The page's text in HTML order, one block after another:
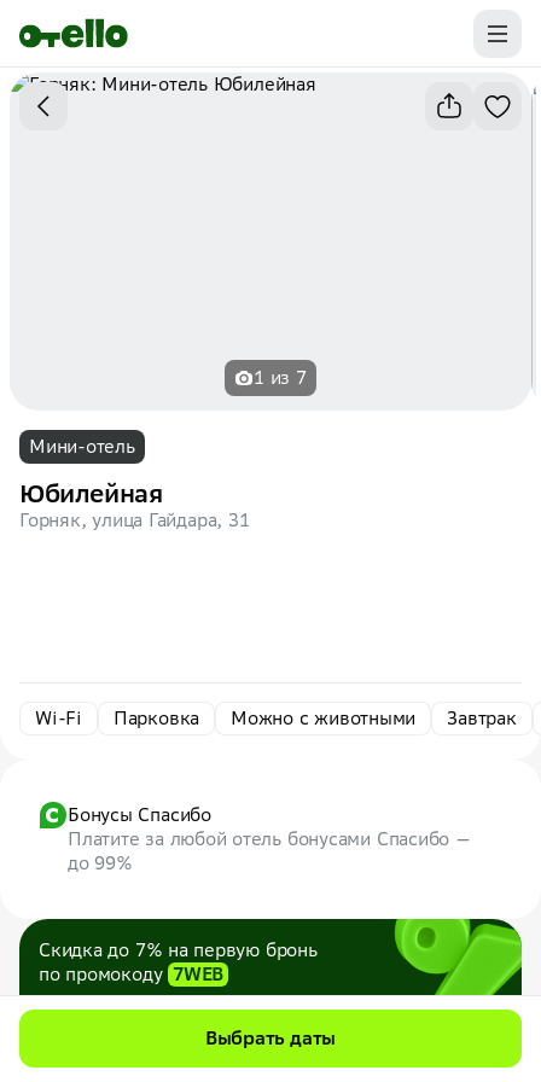
Промокоды на первую бронь уже ваши.
Забирайте выгоду
1 из 7
Мини-отель
Юбилейная
Горняк, улица Гайдара, 31
Wi-Fi Парковка Можно с животными Завтрак
Бонусы Спасибо
Платите за любой отель бонусами Спасибо —
до 99%
Скидка до 7% на первую бронь
по промокоду 7WEB
Максимум — 1000 ₽
Выбрать даты